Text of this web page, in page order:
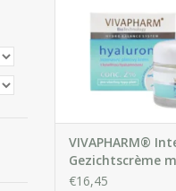
verjongt de
IN
VIVAPHARM®
Gezichtscrème
Hyaluronzuur
€16,45